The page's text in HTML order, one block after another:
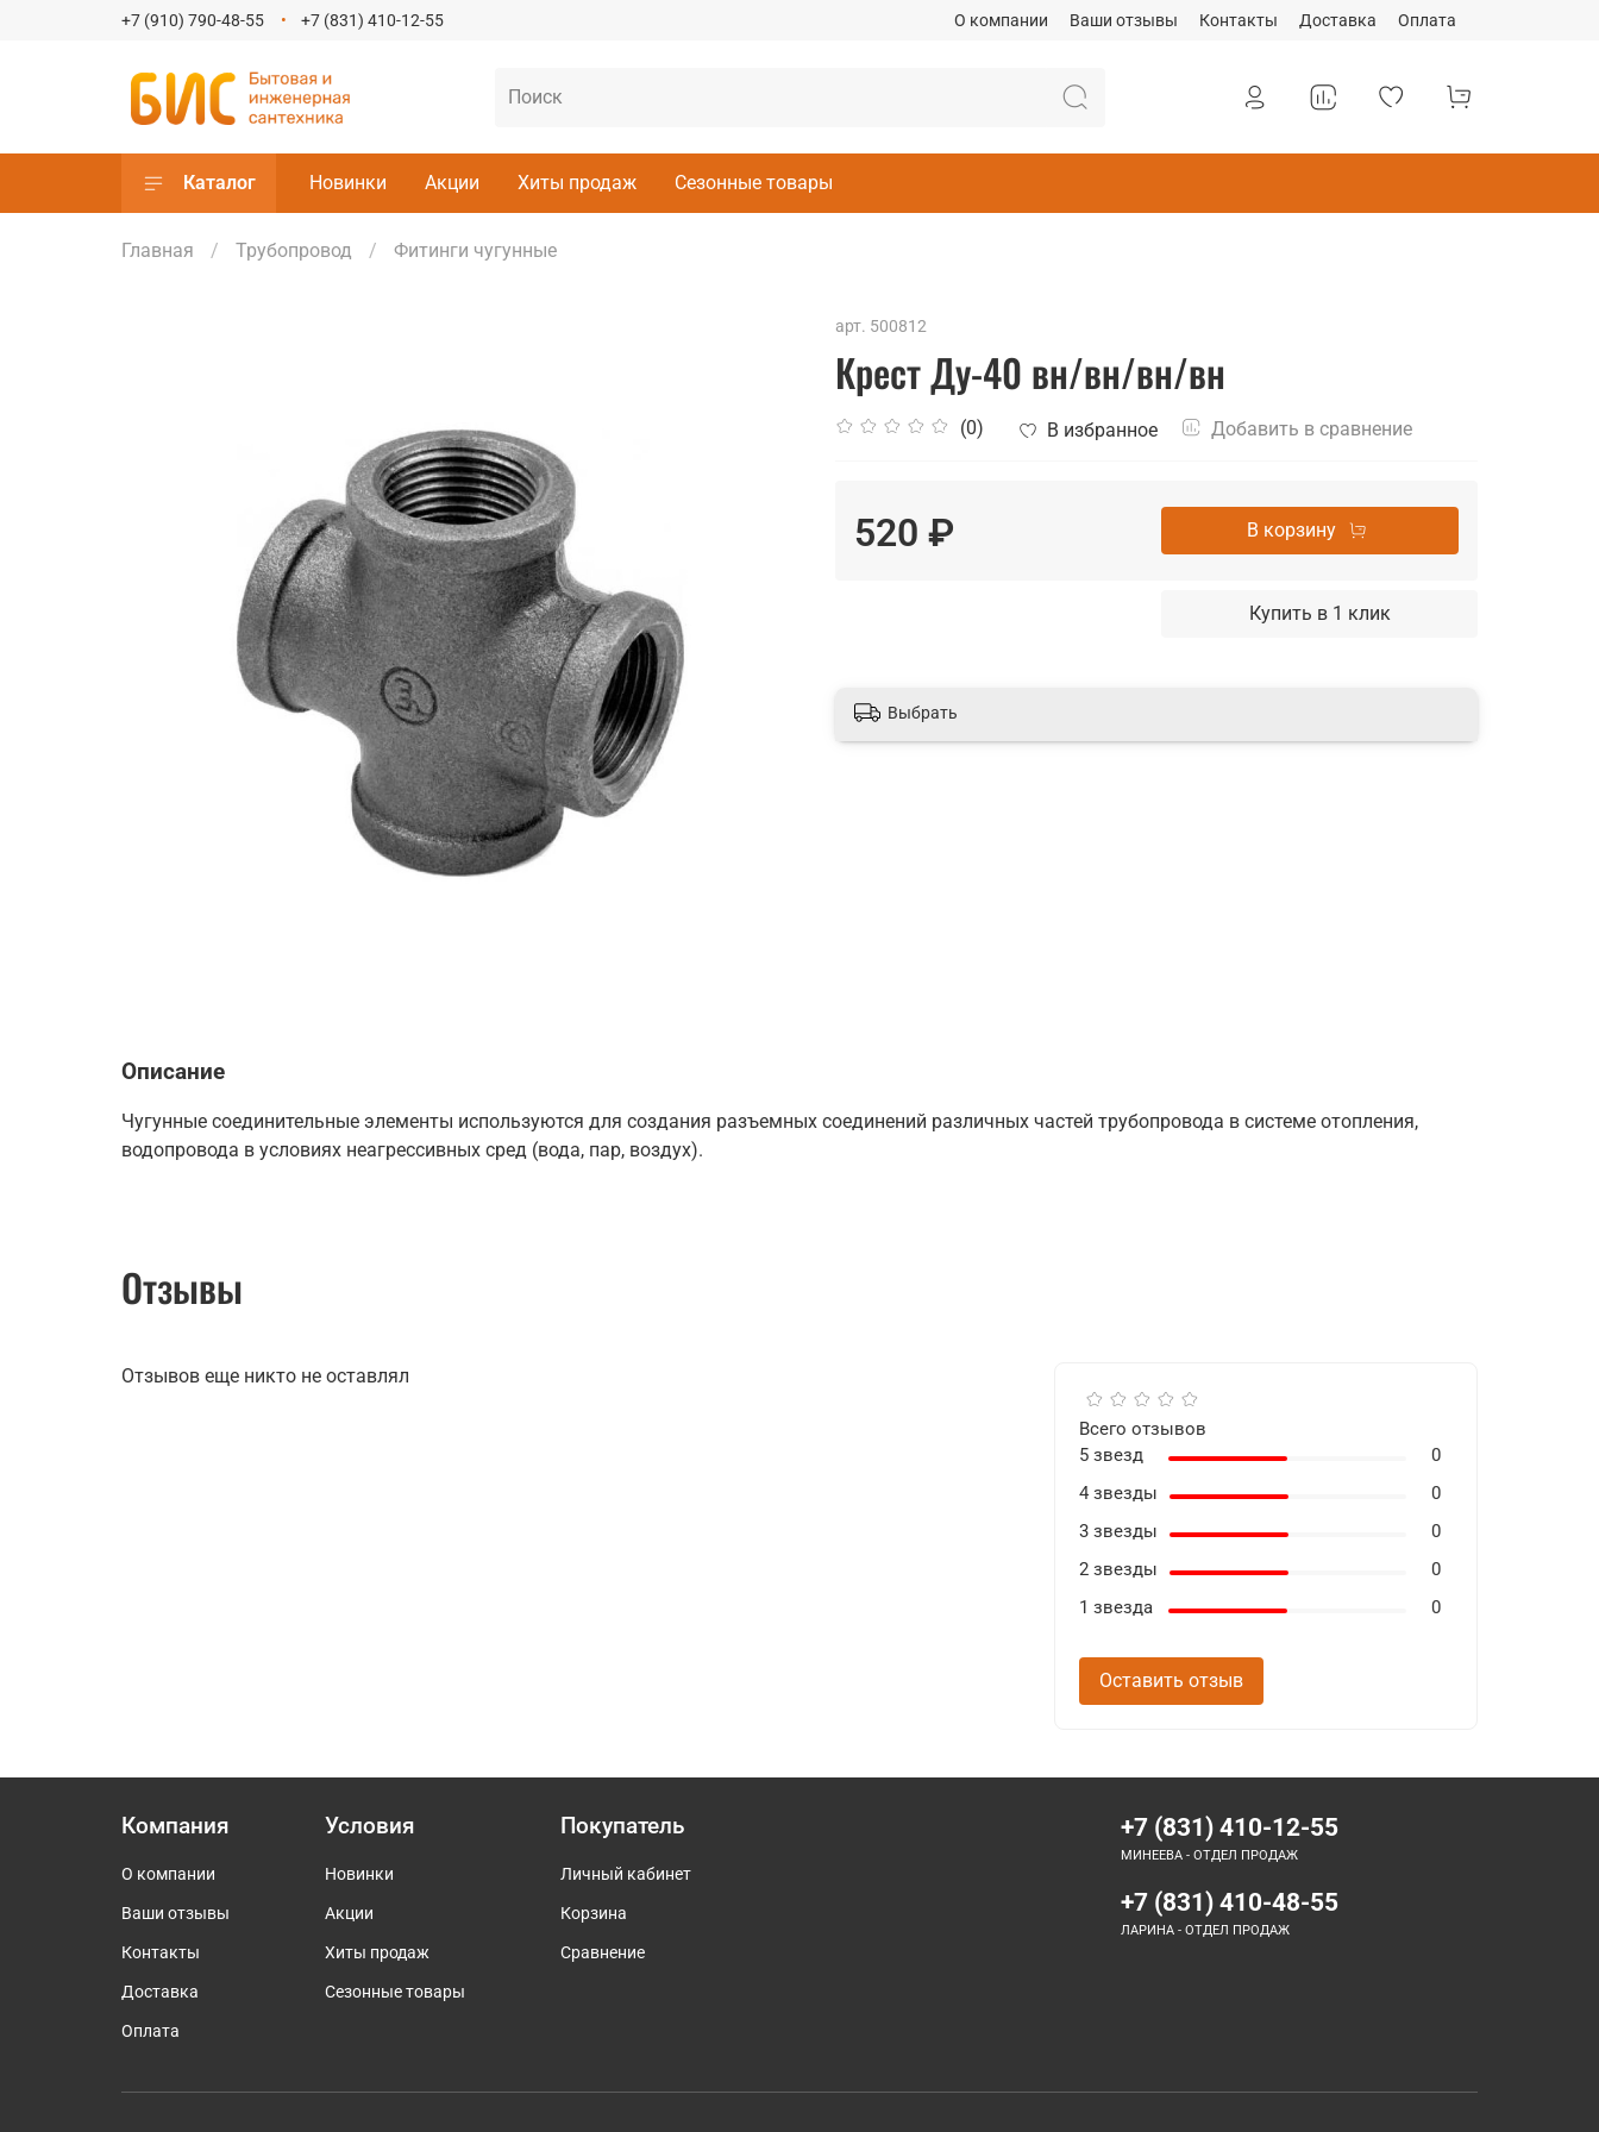
О компании Ваши отзывы Контакты Доставка Оплата
+7 (910) 790-48-55 +7 (831) 410-12-55
Каталог Новинки Акции Хиты продаж Сезонные товары
Главная Трубопровод Фитинги чугунные
арт. 500812
Крест Ду-40 вн/вн/вн/вн
(0) В избранное Добавить в сравнение
520 ₽ В корзину
Купить в 1 клик
Выбрать
Описание
Чугунные соединительные элементы используются для создания разъемных соединений различных частей трубопровода в системе отопления,
водопровода в условиях неагрессивных сред (вода, пар, воздух).
Отзывы
Отзывов еще никто не оставлял
Всего отзывов
5 звезд
0
4 звезды
0
3 звезды
0
2 звезды
0
1 звезда
0
Оставить отзыв
Компания
О компании
Ваши отзывы
Контакты
Доставка
Оплата
Условия
Новинки
Акции
Хиты продаж
Сезонные товары
Покупатель
Личный кабинет
Корзина
Сравнение
+7 (831) 410-12-55
МИНЕЕВА - ОТДЕЛ ПРОДАЖ
+7 (831) 410-48-55
ЛАРИНА - ОТДЕЛ ПРОДАЖ